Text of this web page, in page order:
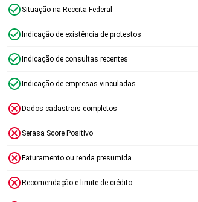
Situação na Receita Federal
Indicação de existência de protestos
Indicação de consultas recentes
Indicação de empresas vinculadas
Dados cadastrais completos
Serasa Score Positivo
Faturamento ou renda presumida
Recomendação e limite de crédito